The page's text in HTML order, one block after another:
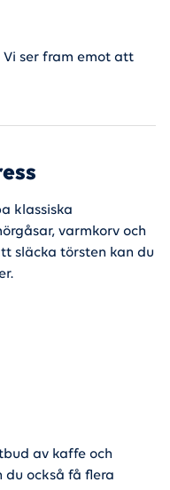
Vi ser fram emot att
klassiska
varmkorv och
släcka törsten kan du
av kaffe och
du också få flera